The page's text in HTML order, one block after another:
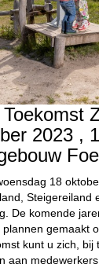
2023 ,
18
Steigereiland
De komende
gemaakt
kunt u zich,
aan